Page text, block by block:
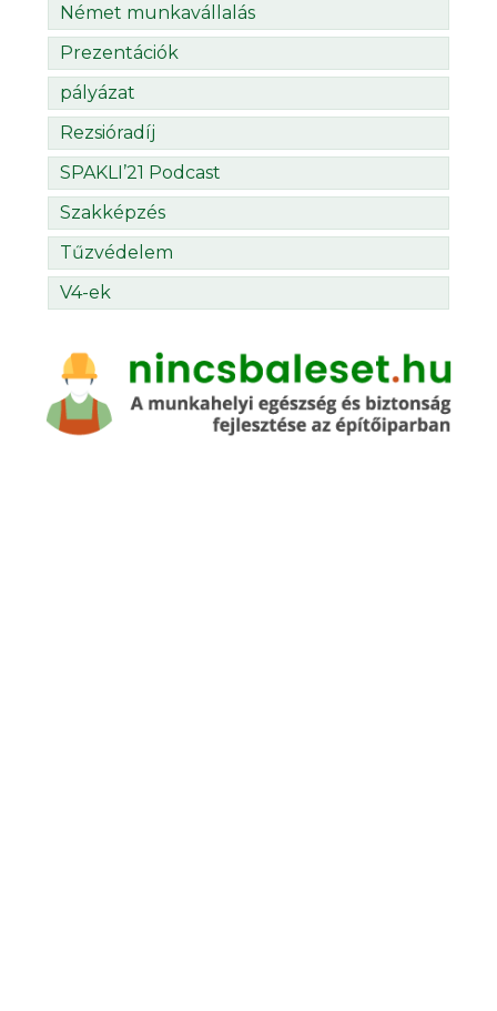
Német munkavállalás
Prezentációk
pályázat
Rezsióradíj
SPAKLI’21 Podcast
Szakképzés
Tűzvédelem
V4-ek